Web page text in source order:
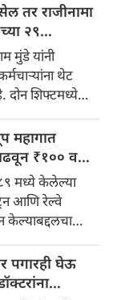
ओळखले
पुन्हा एकदा
व औषध
पदभार
यांनी विभागात
सुरुवात केली
तर राजीनामा
२९
मुंडे यांनी
थेट
दोन शिफ्टमध्ये
करणाऱ्या
मुंडे यांनी कठोर
महागात
₹१०० वरून
मध्ये केलेल्या
आणि रेल्वे
केल्याबद्दलचा
आला आहे. तिकीट
करण्यात
पगारही घेऊ